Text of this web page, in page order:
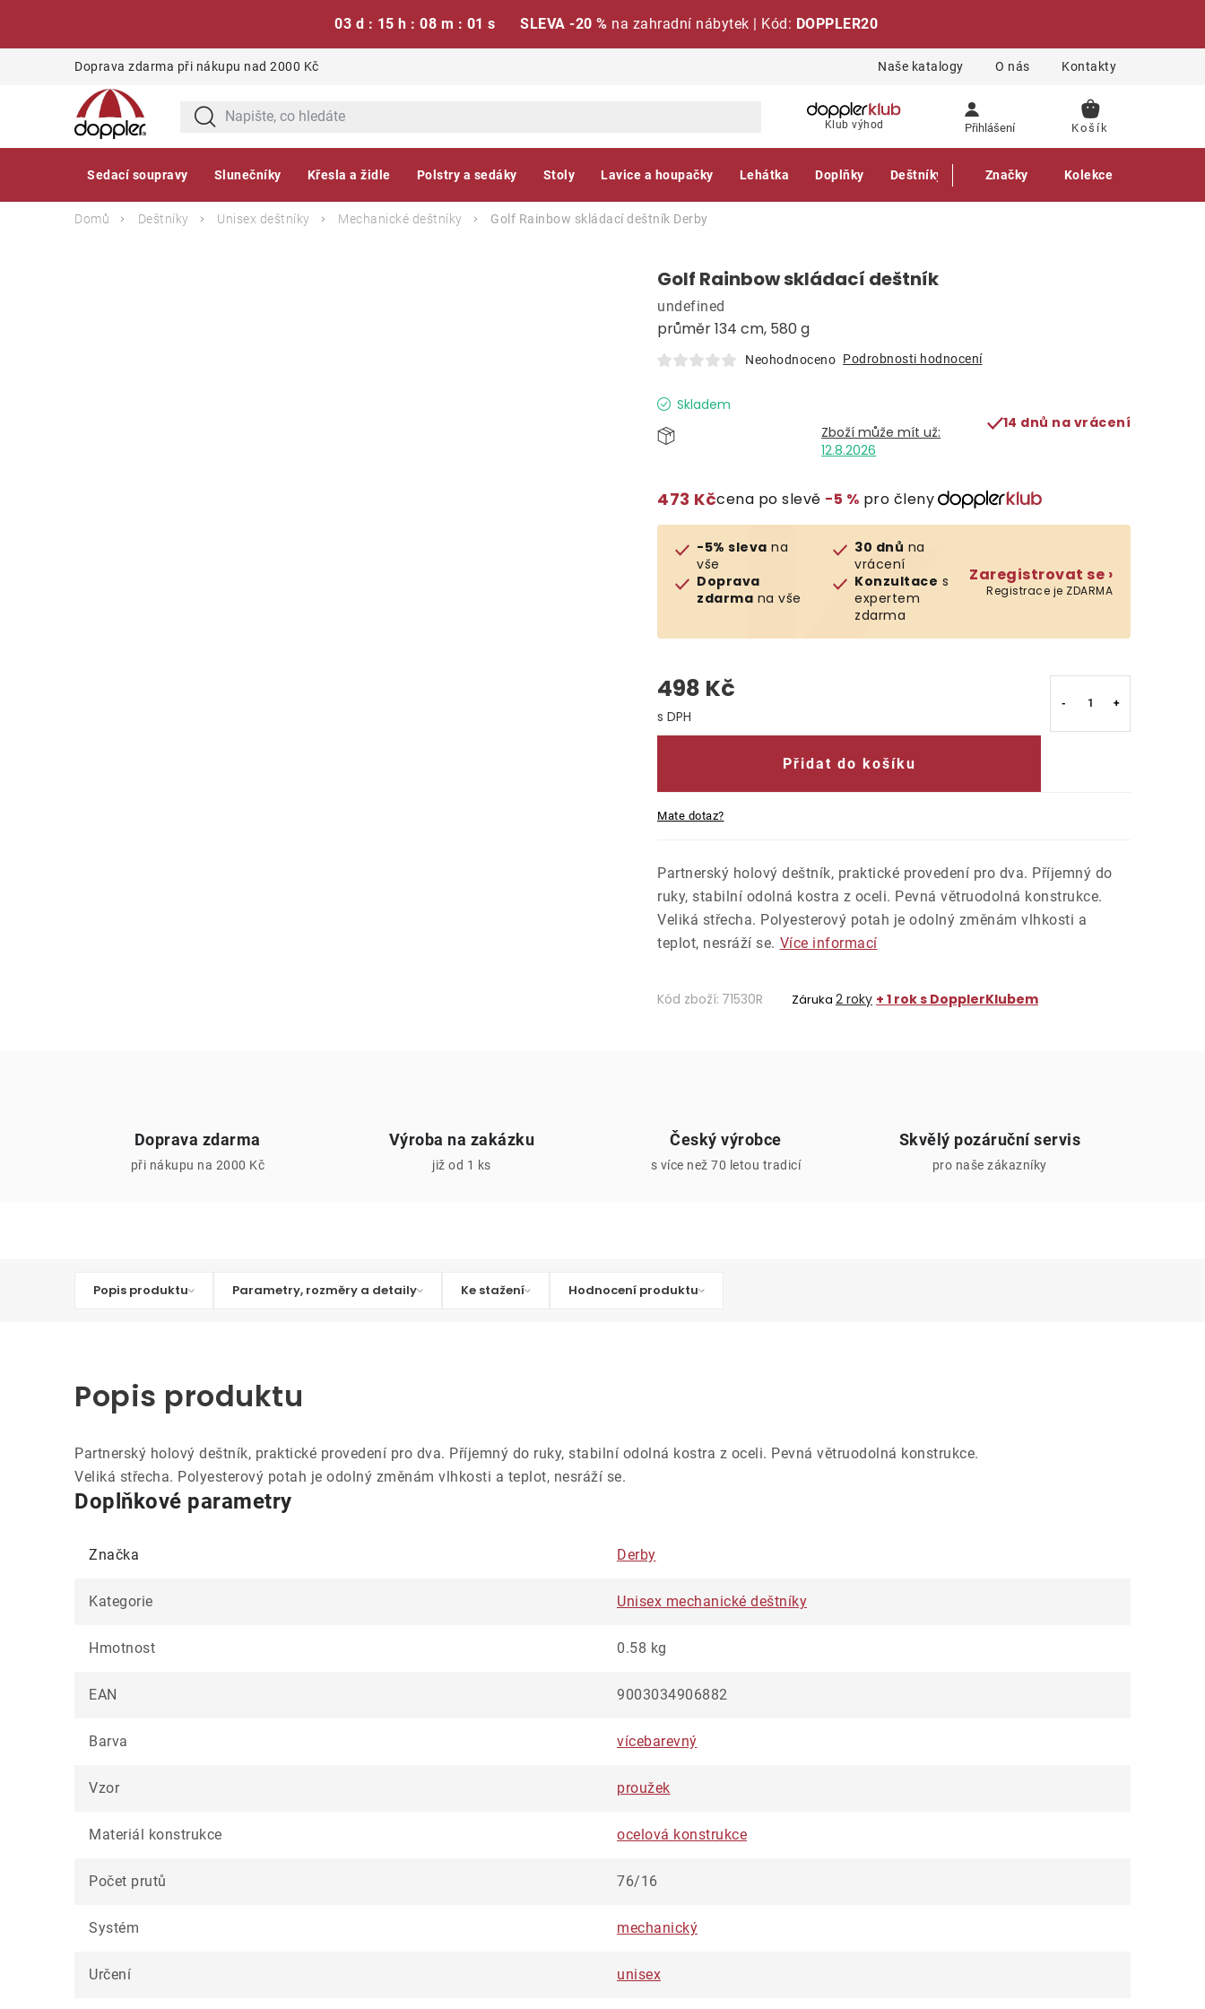
03 d : 15 h : 08 m : 00 s SLEVA -20 % na zahradní nábytek | Kód: DOPPLER20
Doprava zdarma při nákupu nad 2000 Kč Naše katalogy O nás Kontakty
Klub výhod Přihlášení
NÁKUPNÍ
Sedací soupravy Slunečníky Křesla a židle Polstry a sedáky Stoly Lavice a houpačky Lehátka Doplňky Deštníky Gastro produkty
Značky Kolekce
Domů Deštníky Unisex deštníky Mechanické deštníky Golf Rainbow skládací deštník Derby
Golf Rainbow skládací deštník
průměr 134 cm, 580 g
undefined
Neohodnoceno Podrobnosti hodnocení
Skladem
12.8.2026
14 dnů na vrácení
473 Kčcena po slevě −5 % pro členy
-5% sleva na
vše
Doprava
zdarma na vše
30 dnů na
vrácení
Konzultace s
expertem
zdarma
Zaregistrovat se ›
Registrace je ZDARMA
498 Kč
Měrná cena:
Přidat do košíku
Mate dotaz?
Partnerský holový deštník, praktické provedení pro dva. Příjemný do
ruky, stabilní odolná kostra z oceli. Pevná větruodolná konstrukce.
Veliká střecha. Polyesterový potah je odolný změnám vlhkosti a
teplot, nesráží se. Více informací
Kód zboží: 71530R Záruka 2 roky + 1 rok s DopplerKlubem
Doprava zdarma
při nákupu na 2000 Kč
Výroba na zakázku
již od 1 ks
Český výrobce
s více než 70 letou tradicí
Skvělý pozáruční servis
pro naše zákazníky
Popis produktu Parametry, rozměry a detaily Ke stažení Hodnocení produktu
Popis produktu
Partnerský holový deštník, praktické provedení pro dva. Příjemný do ruky, stabilní odolná kostra z oceli. Pevná větruodolná konstrukce.
Veliká střecha. Polyesterový potah je odolný změnám vlhkosti a teplot, nesráží se.
Doplňkové parametry
Značka Derby
Kategorie Unisex mechanické deštníky
Hmotnost 0.58 kg
EAN 9003034906882
Barva vícebarevný
Vzor proužek
Materiál konstrukce ocelová konstrukce
Počet prutů 76/16
Systém mechanický
Určení unisex